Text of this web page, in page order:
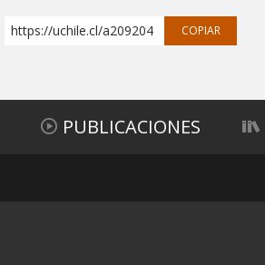
https://uchile.cl/a209204 COPIAR
PUBLICACIONES